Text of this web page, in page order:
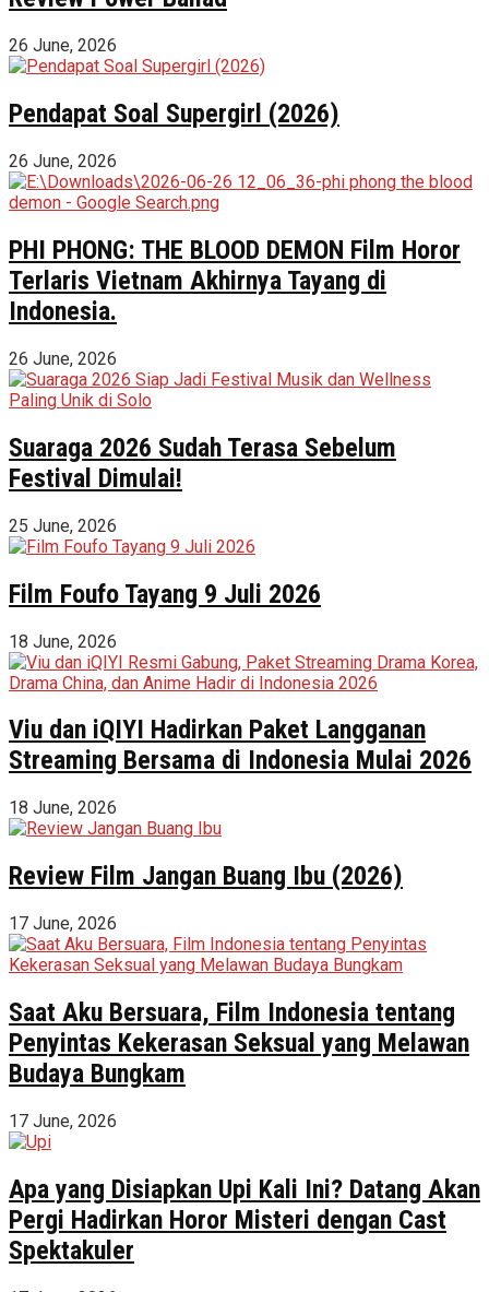
26 June, 2026
Pendapat Soal Supergirl (2026)
26 June, 2026
PHI PHONG: THE BLOOD DEMON Film Horor
Terlaris Vietnam Akhirnya Tayang di
Indonesia.
26 June, 2026
Suaraga 2026 Sudah Terasa Sebelum
Festival Dimulai!
25 June, 2026
Film Foufo Tayang 9 Juli 2026
18 June, 2026
Viu dan iQIYI Hadirkan Paket Langganan
Streaming Bersama di Indonesia Mulai 2026
18 June, 2026
Review Film Jangan Buang Ibu (2026)
17 June, 2026
Saat Aku Bersuara, Film Indonesia tentang
Penyintas Kekerasan Seksual yang Melawan
Budaya Bungkam
17 June, 2026
Apa yang Disiapkan Upi Kali Ini? Datang Akan
Pergi Hadirkan Horor Misteri dengan Cast
Spektakuler